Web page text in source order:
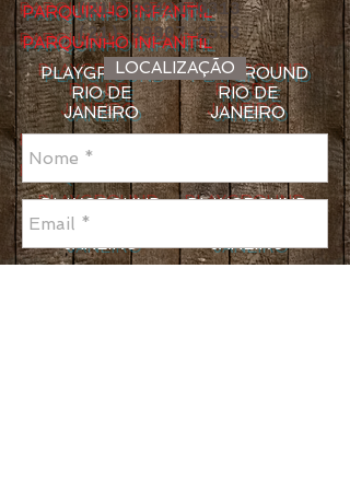
PARQUINHO INFANTIL
PARQUINHO INFANTIL
PLAYGROUND
RIO DE
JANEIRO
PLAYGROUND
RIO DE
JANEIRO
PLAYGROUND
RIO DE
JANEIRO
PLAYGROUND
JANEIRO
(21) 99421-0313
(21) 99807-2553
LOCALIZAÇÃO